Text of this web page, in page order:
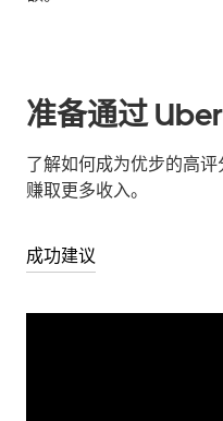
准备通过
了解如何成为优步的高
赚取更多收入。
成功建议